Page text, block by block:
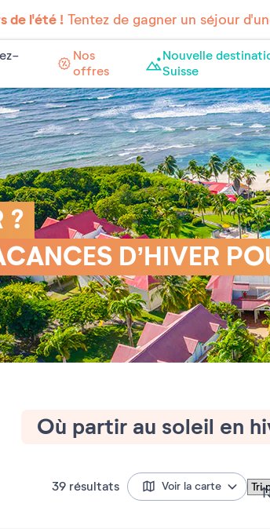
de l'été !Tentez de gagner un séjour
Nos
offres
Nouvelle
Suisse
?
D’HIVER
Où partir au soleil en
39 résultats Voir la carte